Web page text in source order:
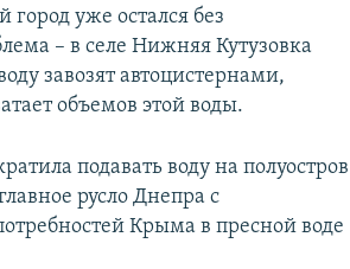
уже остался без
– в селе Нижняя Кутузовка
завозят автоцистернами,
объемов этой воды.
подавать воду на полуостров
русло Днепра с
Крыма в пресной воде